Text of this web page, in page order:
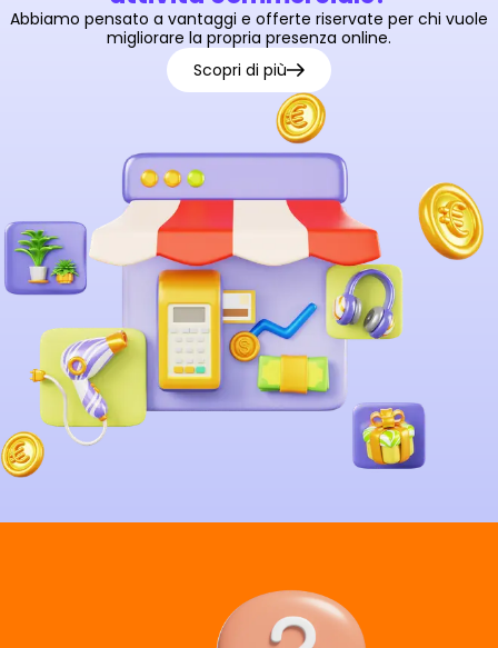
Abbiamo pensato a vantaggi e offerte riservate per chi vuole
migliorare la propria presenza online.
Scopri di più